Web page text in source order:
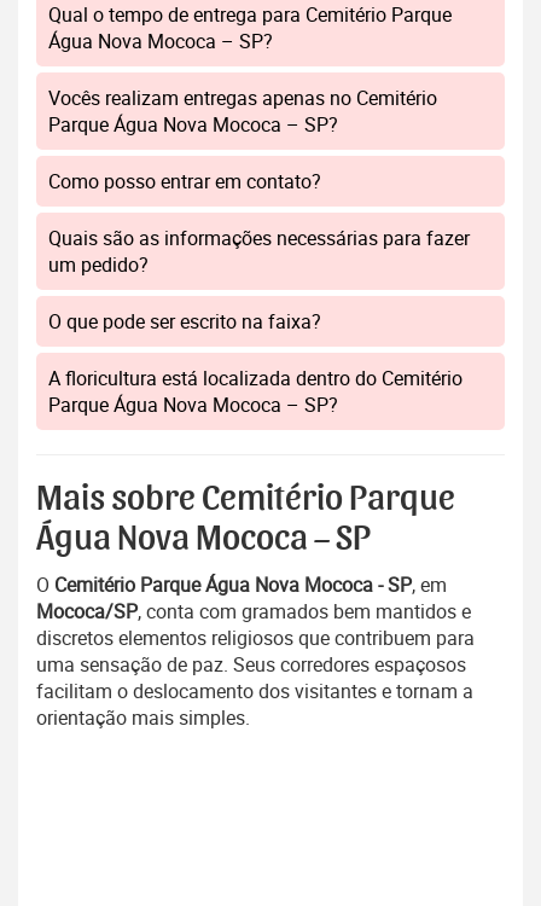
Qual o tempo de entrega para Cemitério Parque
Água Nova Mococa – SP?
Vocês realizam entregas apenas no Cemitério
Parque Água Nova Mococa – SP?
Como posso entrar em contato?
Quais são as informações necessárias para fazer
um pedido?
O que pode ser escrito na faixa?
A floricultura está localizada dentro do Cemitério
Parque Água Nova Mococa – SP?
Mais sobre Cemitério Parque
Água Nova Mococa – SP
O Cemitério Parque Água Nova Mococa - SP, em
Mococa/SP, conta com gramados bem mantidos e
discretos elementos religiosos que contribuem para
uma sensação de paz. Seus corredores espaçosos
facilitam o deslocamento dos visitantes e tornam a
orientação mais simples.